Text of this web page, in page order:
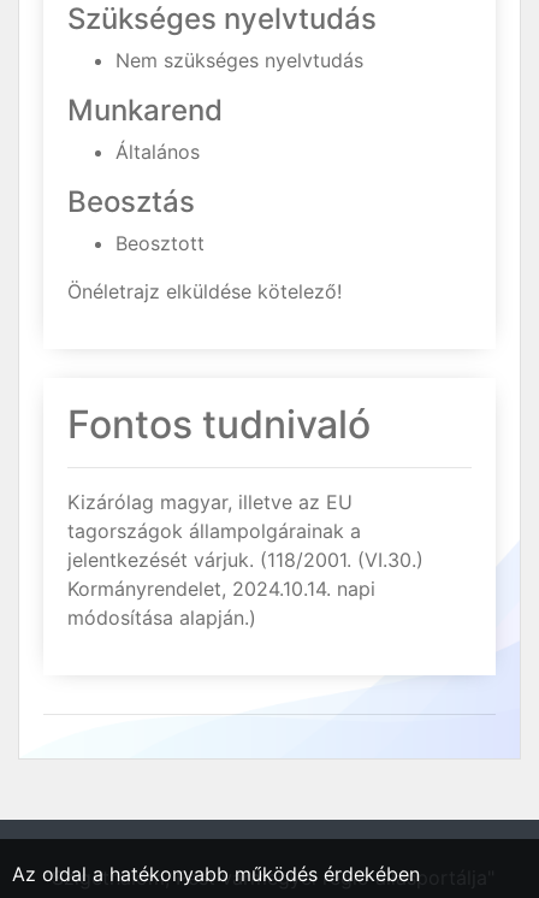
Szükséges nyelvtudás
Nem szükséges nyelvtudás
Munkarend
Általános
Beosztás
Beosztott
Önéletrajz elküldése kötelező!
Fontos tudnivaló
Kizárólag magyar, illetve az EU
tagországok állampolgárainak a
jelentkezését várjuk. (118/2001. (VI.30.)
Kormányrendelet, 2024.10.14. napi
módosítása alapján.)
"Szigethalom, Pest vármegyei régió állásportálja"
Az oldal a hatékonyabb működés érdekében